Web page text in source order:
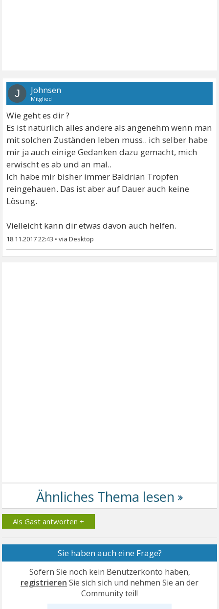
J Johnsen
Mitglied
Wie geht es dir ?
Es ist natürlich alles andere als angenehm wenn man
mit solchen Zuständen leben muss.. ich selber habe
mir ja auch einige Gedanken dazu gemacht, mich
erwischt es ab und an mal..
Ich habe mir bisher immer Baldrian Tropfen
reingehauen. Das ist aber auf Dauer auch keine
Lösung.
Vielleicht kann dir etwas davon auch helfen.
18.11.2017 22:43 •
Als Gast antworten +
Sie haben auch eine Frage?
Sofern Sie noch kein Benutzerkonto haben,
registrieren Sie sich sich und nehmen Sie an der
Community teil!